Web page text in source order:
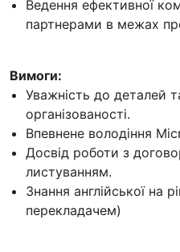
Ведення ефективної
партнерами в межах
Вимоги:
Уважність до деталей
організованості.
Впевнене володіння
Досвід роботи з
листуванням.
Знання англійської на
перекладачем)